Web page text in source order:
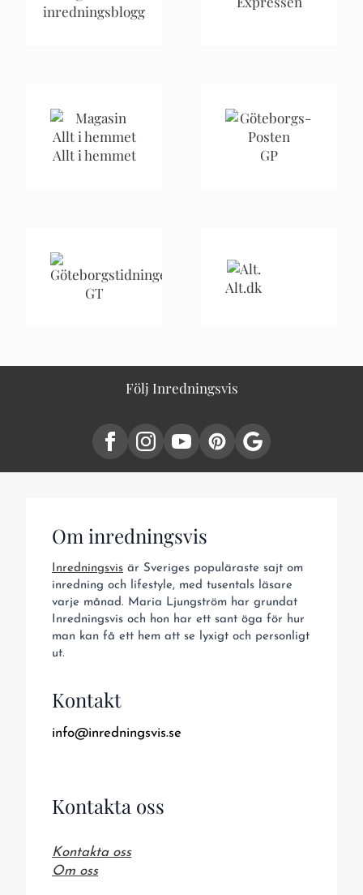
inredningsblogg
Allt i hemmet GP
GT Alt.dk
Följ Inredningsvis
Om inredningsvis
Inredningsvis är Sveriges populäraste sajt om
inredning och lifestyle, med tusentals läsare
varje månad. Maria Ljungström har grundat
Inredningsvis och hon har ett sant öga för hur
man kan få ett hem att se lyxigt och personligt
ut.
Kontakt
info@inredningsvis.se
Kontakta oss
Kontakta oss
Om oss